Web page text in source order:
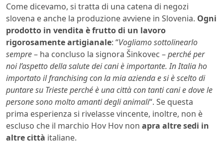
Come dicevamo, si tratta di una catena di negozi
slovena e anche la produzione avviene in Slovenia. Ogni
prodotto in vendita è frutto di un lavoro
rigorosamente artigianale: “Vogliamo sottolinearlo
sempre– ha concluso la signora Šinkovec –perché per
noi l’aspetto della salute dei cani è importante. In Italia ho
importato il franchising con la mia azienda e si è scelto di
puntare su Trieste perché è una città con tanti cani e dove le
persone sono molto amanti degli animali“. Se questa
prima esperienza si rivelasse vincente, inoltre, non è
escluso che il marchio Hov Hov non apra altre sedi in
altre città italiane.